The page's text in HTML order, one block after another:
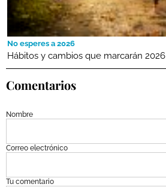
No esperes a 2026
Hábitos y cambios que marcarán 2026
Comentarios
Nombre
Correo electrónico
Tu comentario